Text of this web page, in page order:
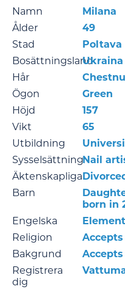
Namn
Milana
Ålder
49
Stad
Poltava
BosättningslandUkraina
Hår
Ögon
Green
Höjd
157
Vikt
65
Utbildning
SysselsättningNail
Äktenskapliga
Barn
born in
Engelska
Religion
Bakgrund
Registrera
dig